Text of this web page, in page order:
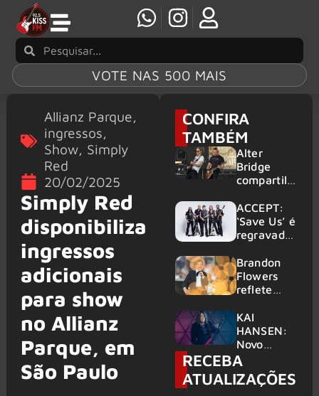
VOTE NAS 500 MAIS
Allianz Parque,
ingressos,
Show, Simply
Red
20/02/2025
Simply Red
disponibiliza
ingressos
adicionais
para show
no Allianz
Parque, em
São Paulo
CONFIRA
TAMBÉM
Alter
Bridge
compartilh
vivo de
“Fortress”
gravada
am Ring
2026
ACCEPT:
‘Save Us’ é
regravada
membros
do GHOST
e KORN
Brandon
Flowers
reflete
futuro e
levanta
possibilida
de de
deixar os
palcos
KAI
HANSEN:
Novo
single
‘Welcome
To Life’ é
RECEBA
ATUALIZAÇÕES